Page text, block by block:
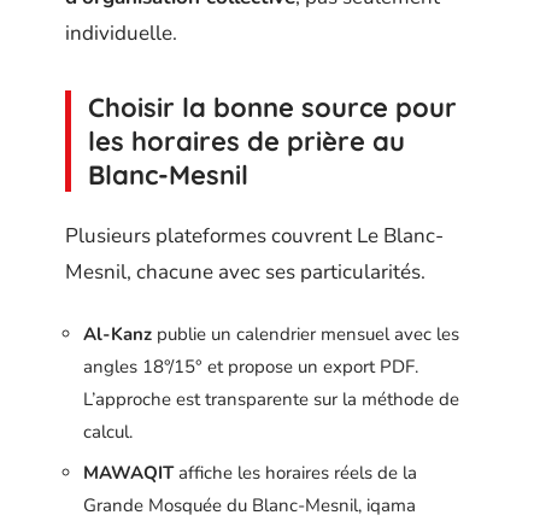
individuelle.
Choisir la bonne source pour
les horaires de prière au
Blanc-Mesnil
Plusieurs plateformes couvrent Le Blanc-
Mesnil, chacune avec ses particularités.
Al-Kanz publie un calendrier mensuel avec les
angles 18°/15° et propose un export PDF.
L’approche est transparente sur la méthode de
calcul.
MAWAQITaffiche les horaires réels de la
Grande Mosquée du Blanc-Mesnil, iqama